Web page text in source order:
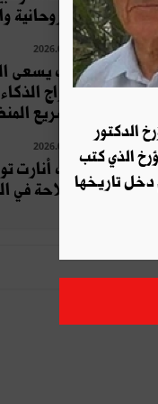
والروحانية
2026.07.11
كيف يسعى
لإدراج
وتسريع
2026.07.11
كيف أنارت
الملاحة في
الدكتور
الذي كتب
دخل تاريخها